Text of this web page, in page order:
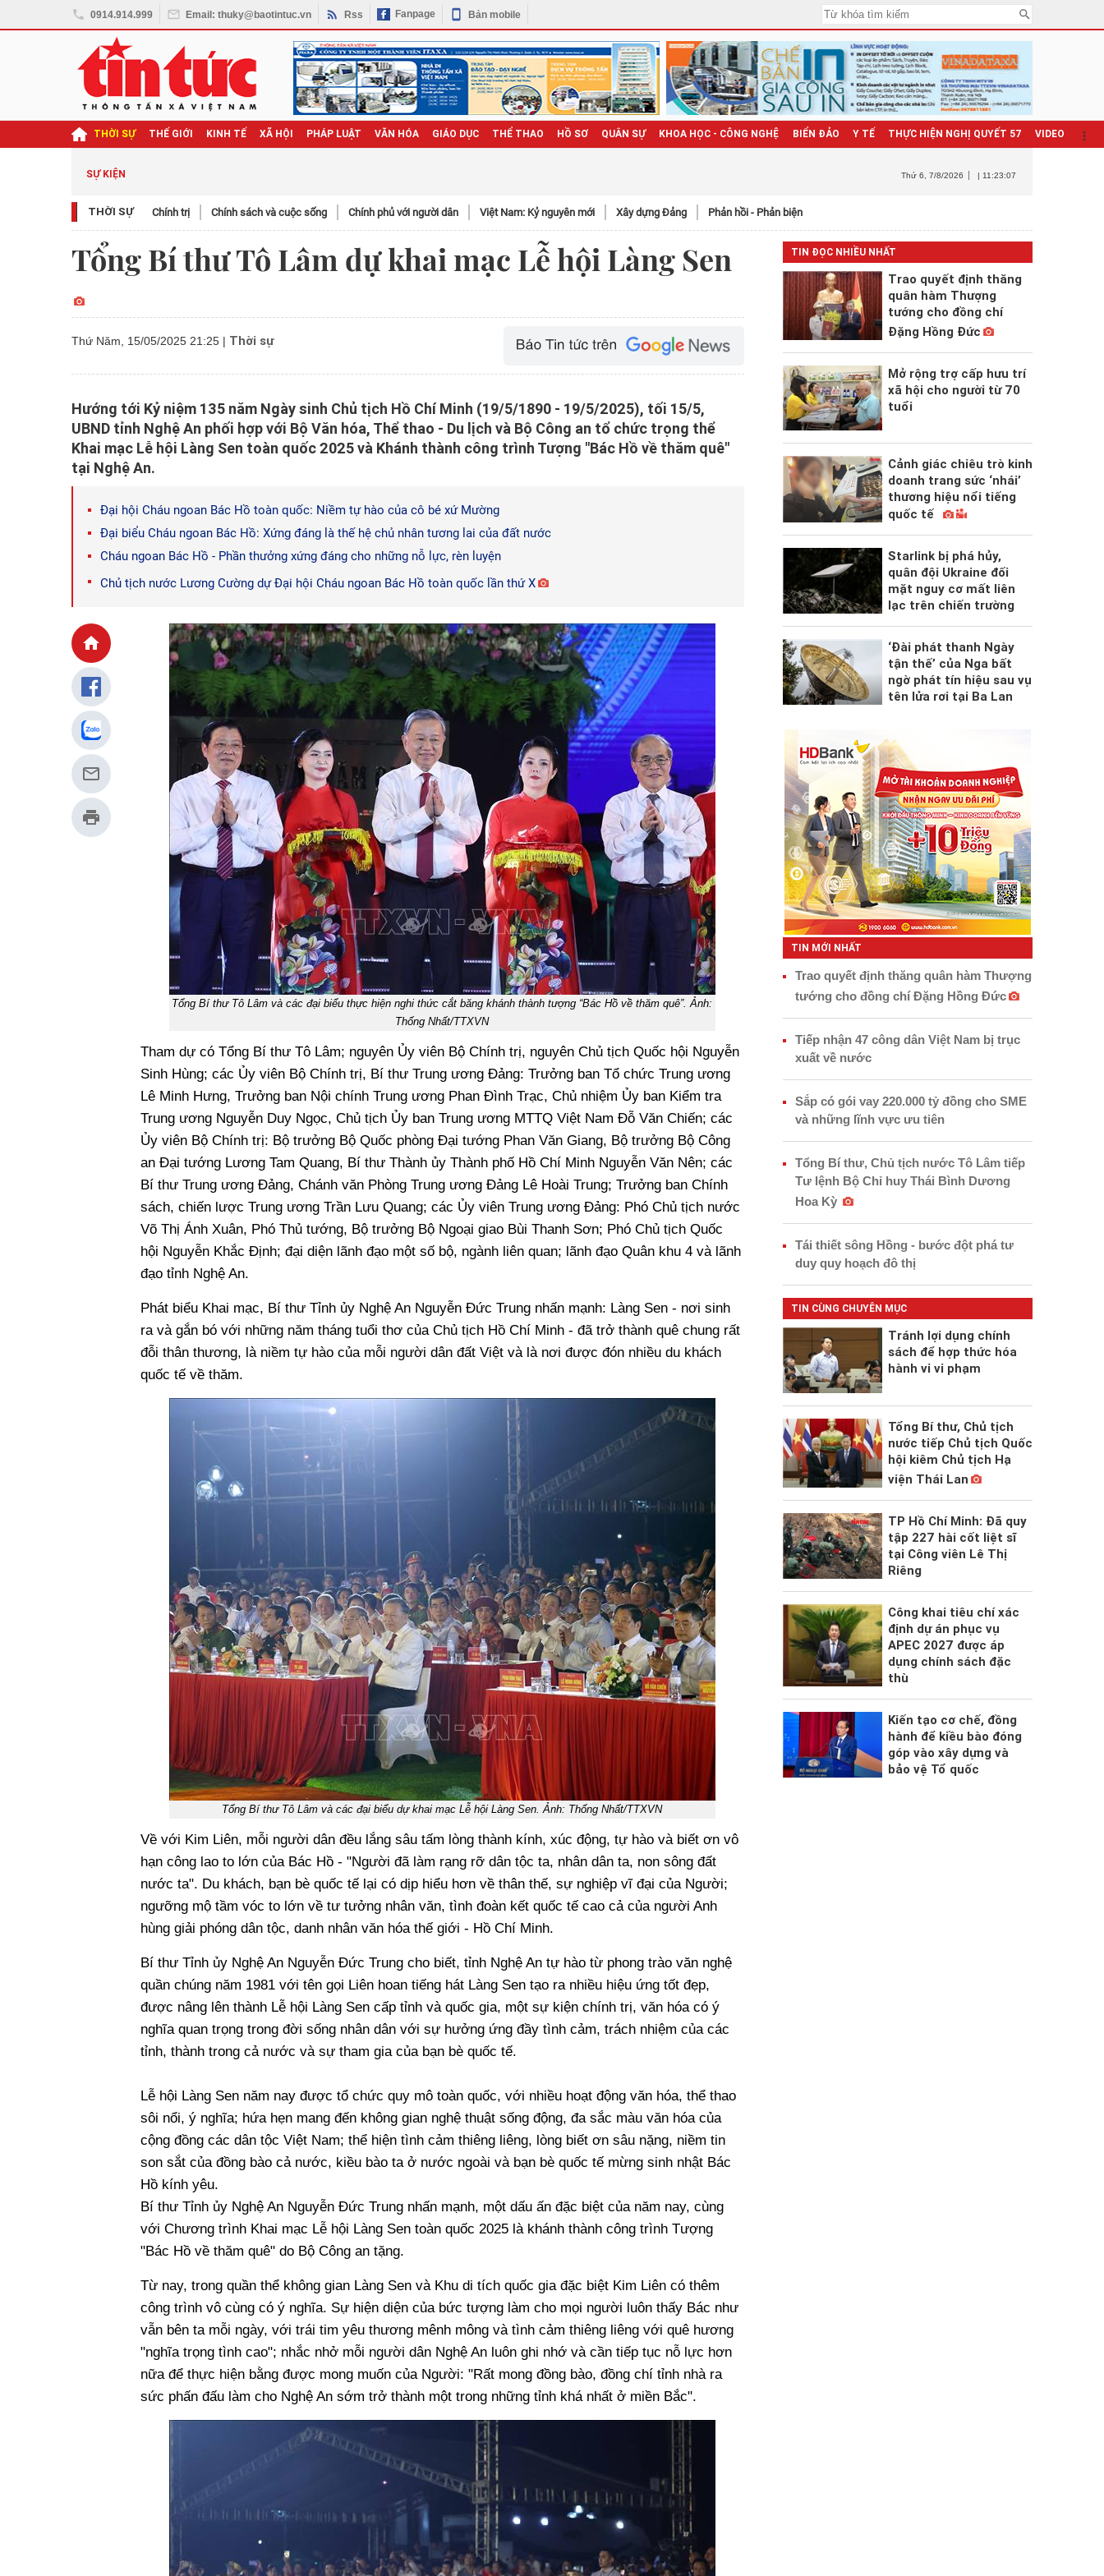
0914.914.999 Email: thuky@baotintuc.vn Rss Fanpage Bản mobile
THỜI SỰ THẾ GIỚI KINH TẾ XÃ HỘI PHÁP LUẬT VĂN HÓA GIÁO DỤC THỂ THAO HỒ SƠ QUÂN SỰ KHOA HỌC - CÔNG NGHỆ BIỂN ĐẢO Y TẾ THỰC HIỆN NGHỊ QUYẾT 57 VIDEO
SỰ KIỆN
quyết Đại hội XIV Thứ 6 , 7/8/2026 | 11:23:09
THỜI SỰ Chính trị Chính sách và cuộc sống Chính phủ với người dân Việt Nam: Kỷ nguyên mới Xây dựng Đảng Phản hồi - Phản biện
Tổng Bí thư Tô Lâm dự khai mạc Lễ hội Làng Sen
Thứ Năm, 15/05/2025 21:25 | Thời sự
Hướng tới Kỷ niệm 135 năm Ngày sinh Chủ tịch Hồ Chí Minh (19/5/1890 - 19/5/2025), tối 15/5,
UBND tỉnh Nghệ An phối hợp với Bộ Văn hóa, Thể thao - Du lịch và Bộ Công an tổ chức trọng thể
Khai mạc Lễ hội Làng Sen toàn quốc 2025 và Khánh thành công trình Tượng "Bác Hồ về thăm quê"
tại Nghệ An.
Đại hội Cháu ngoan Bác Hồ toàn quốc: Niềm tự hào của cô bé xứ Mường
Đại biểu Cháu ngoan Bác Hồ: Xứng đáng là thế hệ chủ nhân tương lai của đất nước
Cháu ngoan Bác Hồ - Phần thưởng xứng đáng cho những nỗ lực, rèn luyện
Chủ tịch nước Lương Cường dự Đại hội Cháu ngoan Bác Hồ toàn quốc lần thứ X
Tổng Bí thư Tô Lâm và các đại biểu thực hiện nghi thức cắt băng khánh thành tượng “Bác Hồ về thăm quê”. Ảnh:
Thống Nhất/TTXVN
Tham dự có Tổng Bí thư Tô Lâm; nguyên Ủy viên Bộ Chính trị, nguyên Chủ tịch Quốc hội Nguyễn
Sinh Hùng; các Ủy viên Bộ Chính trị, Bí thư Trung ương Đảng: Trưởng ban Tổ chức Trung ương
Lê Minh Hưng, Trưởng ban Nội chính Trung ương Phan Đình Trạc, Chủ nhiệm Ủy ban Kiểm tra
Trung ương Nguyễn Duy Ngọc, Chủ tịch Ủy ban Trung ương MTTQ Việt Nam Đỗ Văn Chiến; các
Ủy viên Bộ Chính trị: Bộ trưởng Bộ Quốc phòng Đại tướng Phan Văn Giang, Bộ trưởng Bộ Công
an Đại tướng Lương Tam Quang, Bí thư Thành ủy Thành phố Hồ Chí Minh Nguyễn Văn Nên; các
Bí thư Trung ương Đảng, Chánh văn Phòng Trung ương Đảng Lê Hoài Trung; Trưởng ban Chính
sách, chiến lược Trung ương Trần Lưu Quang; các Ủy viên Trung ương Đảng: Phó Chủ tịch nước
Võ Thị Ánh Xuân, Phó Thủ tướng, Bộ trưởng Bộ Ngoại giao Bùi Thanh Sơn; Phó Chủ tịch Quốc
hội Nguyễn Khắc Định; đại diện lãnh đạo một số bộ, ngành liên quan; lãnh đạo Quân khu 4 và lãnh
đạo tỉnh Nghệ An.
Phát biểu Khai mạc, Bí thư Tỉnh ủy Nghệ An Nguyễn Đức Trung nhấn mạnh: Làng Sen - nơi sinh
ra và gắn bó với những năm tháng tuổi thơ của Chủ tịch Hồ Chí Minh - đã trở thành quê chung rất
đỗi thân thương, là niềm tự hào của mỗi người dân đất Việt và là nơi được đón nhiều du khách
quốc tế về thăm.
Tổng Bí thư Tô Lâm và các đại biểu dự khai mạc Lễ hội Làng Sen. Ảnh: Thống Nhất/TTXVN
Về với Kim Liên, mỗi người dân đều lắng sâu tấm lòng thành kính, xúc động, tự hào và biết ơn vô
hạn công lao to lớn của Bác Hồ - "Người đã làm rạng rỡ dân tộc ta, nhân dân ta, non sông đất
nước ta". Du khách, bạn bè quốc tế lại có dịp hiểu hơn về thân thế, sự nghiệp vĩ đại của Người;
ngưỡng mộ tầm vóc to lớn về tư tưởng nhân văn, tình đoàn kết quốc tế cao cả của người Anh
hùng giải phóng dân tộc, danh nhân văn hóa thế giới - Hồ Chí Minh.
Bí thư Tỉnh ủy Nghệ An Nguyễn Đức Trung cho biết, tỉnh Nghệ An tự hào từ phong trào văn nghệ
quần chúng năm 1981 với tên gọi Liên hoan tiếng hát Làng Sen tạo ra nhiều hiệu ứng tốt đẹp,
được nâng lên thành Lễ hội Làng Sen cấp tỉnh và quốc gia, một sự kiện chính trị, văn hóa có ý
nghĩa quan trọng trong đời sống nhân dân với sự hưởng ứng đầy tình cảm, trách nhiệm của các
tỉnh, thành trong cả nước và sự tham gia của bạn bè quốc tế.
Lễ hội Làng Sen năm nay được tổ chức quy mô toàn quốc, với nhiều hoạt động văn hóa, thể thao
sôi nổi, ý nghĩa; hứa hẹn mang đến không gian nghệ thuật sống động, đa sắc màu văn hóa của
cộng đồng các dân tộc Việt Nam; thể hiện tình cảm thiêng liêng, lòng biết ơn sâu nặng, niềm tin
son sắt của đồng bào cả nước, kiều bào ta ở nước ngoài và bạn bè quốc tế mừng sinh nhật Bác
Hồ kính yêu.
Bí thư Tỉnh ủy Nghệ An Nguyễn Đức Trung nhấn mạnh, một dấu ấn đặc biệt của năm nay, cùng
với Chương trình Khai mạc Lễ hội Làng Sen toàn quốc 2025 là khánh thành công trình Tượng
"Bác Hồ về thăm quê" do Bộ Công an tặng.
Từ nay, trong quần thể không gian Làng Sen và Khu di tích quốc gia đặc biệt Kim Liên có thêm
công trình vô cùng có ý nghĩa. Sự hiện diện của bức tượng làm cho mọi người luôn thấy Bác như
vẫn bên ta mỗi ngày, với trái tim yêu thương mênh mông và tình cảm thiêng liêng với quê hương
"nghĩa trọng tình cao"; nhắc nhở mỗi người dân Nghệ An luôn ghi nhớ và cần tiếp tục nỗ lực hơn
nữa để thực hiện bằng được mong muốn của Người: "Rất mong đồng bào, đồng chí tỉnh nhà ra
sức phấn đấu làm cho Nghệ An sớm trở thành một trong những tỉnh khá nhất ở miền Bắc".
TIN ĐỌC NHIỀU NHẤT
Trao quyết định thăng
quân hàm Thượng
tướng cho đồng chí
Đặng Hồng Đức
Mở rộng trợ cấp hưu trí
xã hội cho người từ 70
tuổi
Cảnh giác chiêu trò kinh
doanh trang sức ‘nhái’
thương hiệu nổi tiếng
quốc tế
Starlink bị phá hủy,
quân đội Ukraine đối
mặt nguy cơ mất liên
lạc trên chiến trường
‘Đài phát thanh Ngày
tận thế’ của Nga bất
ngờ phát tín hiệu sau vụ
tên lửa rơi tại Ba Lan
TIN MỚI NHẤT
Trao quyết định thăng quân hàm Thượng
tướng cho đồng chí Đặng Hồng Đức
Tiếp nhận 47 công dân Việt Nam bị trục
xuất về nước
Sắp có gói vay 220.000 tỷ đồng cho SME
và những lĩnh vực ưu tiên
Tổng Bí thư, Chủ tịch nước Tô Lâm tiếp
Tư lệnh Bộ Chỉ huy Thái Bình Dương
Hoa Kỳ
Tái thiết sông Hồng - bước đột phá tư
duy quy hoạch đô thị
TIN CÙNG CHUYÊN MỤC
Tránh lợi dụng chính
sách để hợp thức hóa
hành vi vi phạm
Tổng Bí thư, Chủ tịch
nước tiếp Chủ tịch Quốc
hội kiêm Chủ tịch Hạ
viện Thái Lan
TP Hồ Chí Minh: Đã quy
tập 227 hài cốt liệt sĩ
tại Công viên Lê Thị
Riêng
Công khai tiêu chí xác
định dự án phục vụ
APEC 2027 được áp
dụng chính sách đặc
thù
Kiến tạo cơ chế, đồng
hành để kiều bào đóng
góp vào xây dựng và
bảo vệ Tổ quốc